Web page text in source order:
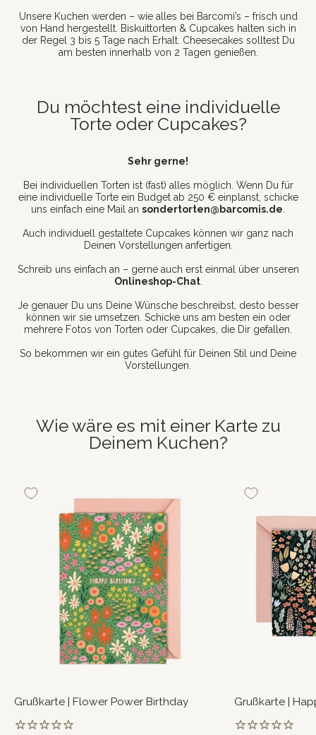
Unsere Kuchen werden – wie alles bei Barcomi’s – frisch und
von Hand hergestellt. Biskuittorten & Cupcakes halten sich in
der Regel 3 bis 5 Tage nach Erhalt. Cheesecakes solltest Du
am besten innerhalb von 2 Tagen genießen.
Du möchtest eine individuelle
Torte oder Cupcakes?
Sehr gerne!
Bei individuellen Torten ist (fast) alles möglich. Wenn Du für
eine individuelle Torte ein Budget ab 250 € einplanst, schicke
uns einfach eine Mail an sondertorten@barcomis.de
Auch individuell gestaltete Cupcakes können wir ganz nach
Deinen Vorstellungen anfertigen.
Schreib uns einfach an – gerne auch erst einmal über unseren
Onlineshop-Chat.
Je genauer Du uns Deine Wünsche beschreibst, desto besser
können wir sie umsetzen. Schicke uns am besten ein oder
mehrere Fotos von Torten oder Cupcakes, die Dir gefallen.
So bekommen wir ein gutes Gefühl für Deinen Stil und Deine
Vorstellungen.
Wie wäre es mit einer Karte zu
Deinem Kuchen?
Grußkarte | Flower Power Birthday Grußkarte |